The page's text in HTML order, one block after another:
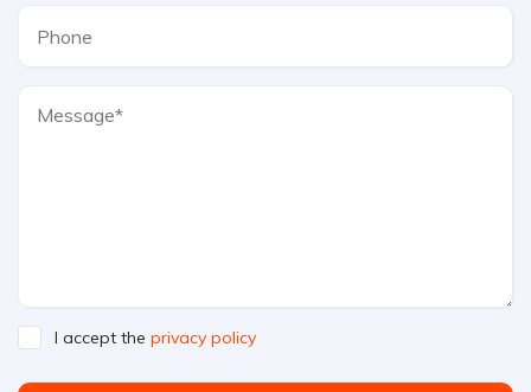
I accept the privacy policy